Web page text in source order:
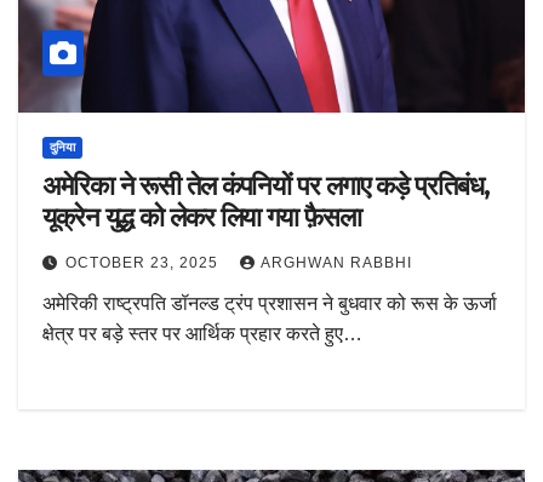
दुनिया
अमेरिका ने रूसी तेल कंपनियों पर लगाए कड़े प्रतिबंध,
यूक्रेन युद्ध को लेकर लिया गया फ़ैसला
OCTOBER 23, 2025 ARGHWAN RABBHI
अमेरिकी राष्ट्रपति डॉनल्ड ट्रंप प्रशासन ने बुधवार को रूस के ऊर्जा
क्षेत्र पर बड़े स्तर पर आर्थिक प्रहार करते हुए…